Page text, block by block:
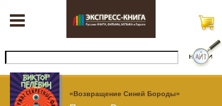
«Возвращение Синей Бороды»